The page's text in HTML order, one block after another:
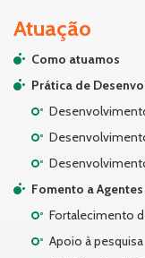
Atuação
Como atuamos
Prática de
Fomento a Agentes
Fortalecimento
Apoio à pesquisa